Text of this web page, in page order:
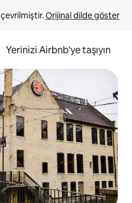
Orijinal dilde göster
Yerinizi Airbnb'ye taşıyın